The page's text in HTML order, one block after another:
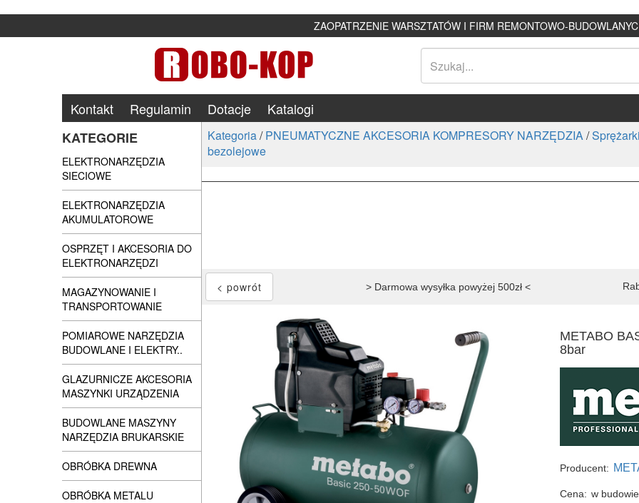
ZAOPATRZENIE WARSZTATÓW I FIRM REMONTOWO-
Kontakt Regulamin Dotacje
Katalogi
KATEGORIE
ELEKTRONARZĘDZIA
SIECIOWE
ELEKTRONARZĘDZIA
AKUMULATOROWE
OSPRZĘT I AKCESORIA DO
ELEKTRONARZĘDZI
MAGAZYNOWANIE I
TRANSPORTOWANIE
POMIAROWE NARZĘDZIA
BUDOWLANE I ELEKTRY..
GLAZURNICZE AKCESORIA
MASZYNKI URZĄDZENIA
BUDOWLANE MASZYNY
NARZĘDZIA BRUKARSKIE
OBRÓBKA DREWNA
OBRÓBKA METALU
Kategoria/PNEUMATYCZNE AKCESORIA KOMPRESORY NARZĘDZIA/
bezolejowe
> Darmowa wysyłka powyżej 500zł <
METABO
8bar
Producent:
Cena: w